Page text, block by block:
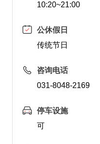
10:20~21:00
公休假日
传统节日
咨询电话
031-8048-2169
停车设施
可